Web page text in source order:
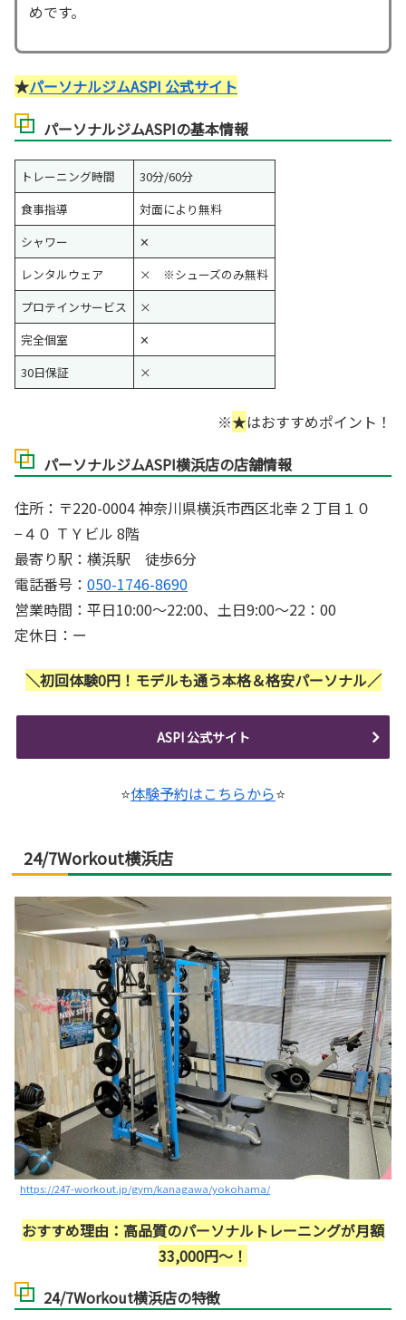
めです。
★パーソナルジムASPI 公式サイト
パーソナルジムASPIの基本情報
トレーニング時間
30分/60分
食事指導
対面により無料
シャワー
✕
レンタルウェア
× ※シューズのみ無料
プロテインサービス
×
完全個室
✕
30日保証
×
※★はおすすめポイント！
パーソナルジムASPI横浜店の店舗情報
住所：〒220-0004 神奈川県横浜市西区北幸２丁目１０
−４０ ＴＹビル 8階
最寄り駅：横浜駅 徒歩6分
電話番号： 050-1746-8690
営業時間：平日10:00～22:00、土日9:00～22：00
定休日：ー
＼初回体験0円！モデルも通う本格＆格安パーソナル／
ASPI 公式サイト
⭐体験予約はこちらから⭐
24/7Workout横浜店
https://247-workout.jp/gym/kanagawa/yokohama/
おすすめ理由：高品質のパーソナルトレーニングが月額
33,000円～！
24/7Workout横浜店の特徴